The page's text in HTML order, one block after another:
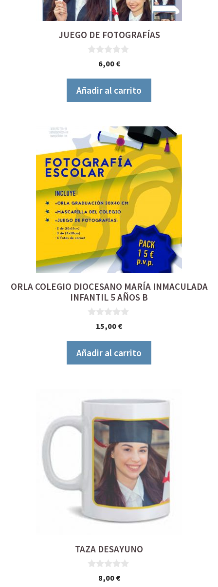
JUEGO DE FOTOGRAFÍAS
6,00 €
Añadir al carrito
ORLA COLEGIO DIOCESANO MARÍA INMACULADA
INFANTIL 5 AÑOS B
15,00 €
Añadir al carrito
TAZA DESAYUNO
8,00 €